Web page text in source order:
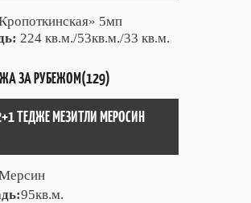
5мп
224 кв.м./53кв.м./33 кв.м.
ЗА РУБЕЖОМ(129)
ТЕДЖЕ МЕЗИТЛИ МЕРОСИН
95кв.м.